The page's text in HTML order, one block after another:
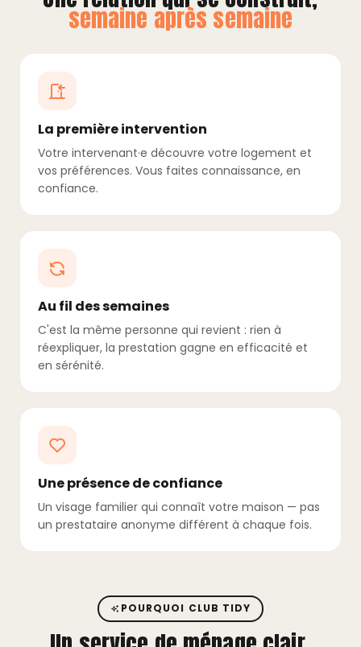
semaine après semaine
La première intervention
Votre intervenant·e découvre votre logement et
vos préférences. Vous faites connaissance, en
confiance.
Au fil des semaines
C'est la même personne qui revient : rien à
réexpliquer, la prestation gagne en efficacité et
en sérénité.
Une présence de confiance
Un visage familier qui connaît votre maison — pas
un prestataire anonyme différent à chaque fois.
POURQUOI CLUB TIDY